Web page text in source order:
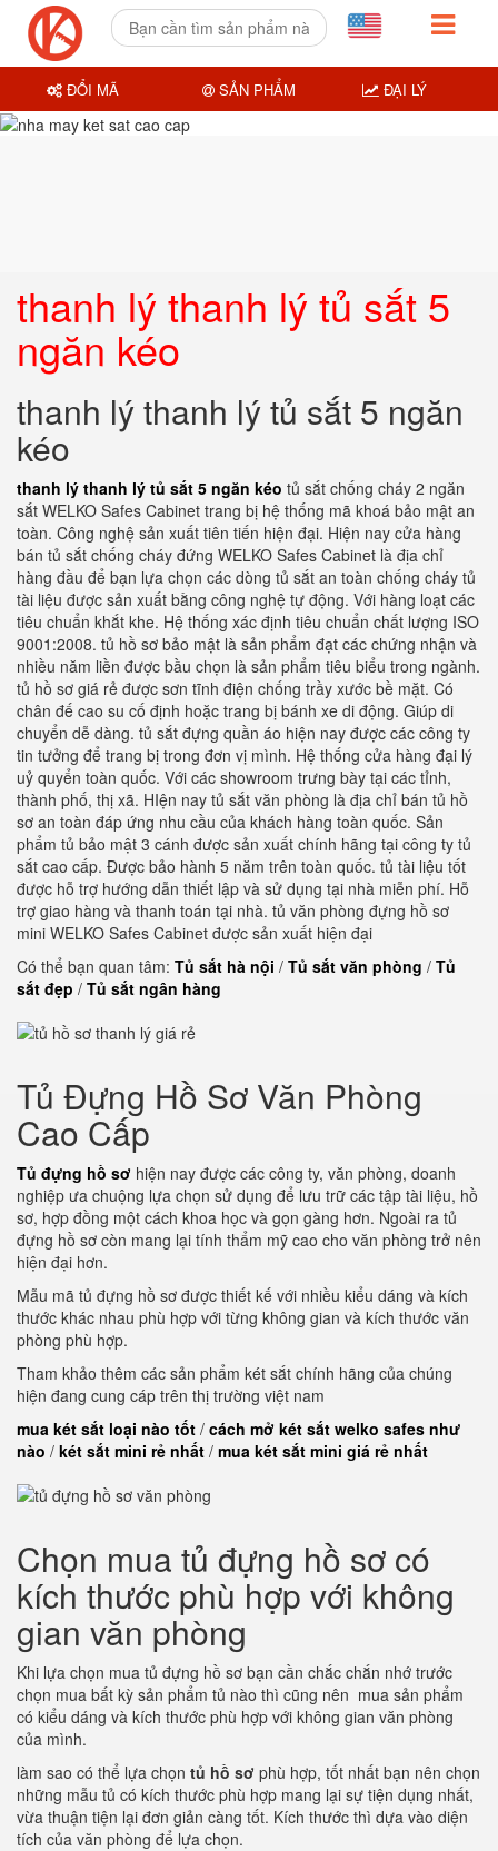
thanh lý thanh lý tủ sắt 5
ngăn kéo
thanh lý thanh lý tủ sắt 5 ngăn
kéo
thanh lý thanh lý tủ sắt 5 ngăn kéo tủ sắt chống cháy 2 ngăn
sắt WELKO Safes Cabinet trang bị hệ thống mã khoá bảo mật an
toàn. Công nghệ sản xuất tiên tiến hiện đại. Hiện nay cửa hàng
bán tủ sắt chống cháy đứng WELKO Safes Cabinet là địa chỉ
hàng đầu để bạn lựa chọn các dòng tủ sắt an toàn chống cháy tủ
tài liệu được sản xuất bằng công nghệ tự động. Với hàng loạt các
tiêu chuẩn khắt khe. Hệ thống xác định tiêu chuẩn chất lượng ISO
9001:2008. tủ hồ sơ bảo mật là sản phẩm đạt các chứng nhận và
nhiều năm liền được bầu chọn là sản phẩm tiêu biểu trong ngành.
tủ hồ sơ giá rẻ được sơn tĩnh điện chống trầy xước bề mặt. Có
chân đế cao su cố định hoặc trang bị bánh xe di động. Giúp di
chuyển dễ dàng. tủ sắt đựng quần áo hiện nay được các công ty
tin tưởng để trang bị trong đơn vị mình. Hệ thống cửa hàng đại lý
uỷ quyển toàn quốc. Với các showroom trưng bày tại các tỉnh,
thành phố, thị xã. HIện nay tủ sắt văn phòng là địa chỉ bán tủ hồ
sơ an toàn đáp ứng nhu cầu của khách hàng toàn quốc. Sản
phẩm tủ bảo mật 3 cánh được sản xuất chính hãng tại công ty tủ
sắt cao cấp. Được bảo hành 5 năm trên toàn quốc. tủ tài liệu tốt
được hỗ trợ hướng dẫn thiết lập và sử dụng tại nhà miễn phí. Hỗ
trợ giao hàng và thanh toán tại nhà. tủ văn phòng đựng hồ sơ
mini WELKO Safes Cabinet được sản xuất hiện đại
Có thể bạn quan tâm: Tủ sắt hà nội / Tủ sắt văn phòng / Tủ
sắt đẹp / Tủ sắt ngân hàng
Tủ Đựng Hồ Sơ Văn Phòng
Cao Cấp
Tủ đựng hồ sơ hiện nay được các công ty, văn phòng, doanh
nghiệp ưa chuộng lựa chọn sử dụng để lưu trữ các tập tài liệu, hồ
sơ, hợp đồng một cách khoa học và gọn gàng hơn. Ngoài ra tủ
đựng hồ sơ còn mang lại tính thẩm mỹ cao cho văn phòng trở nên
hiện đại hơn.
Mẫu mã tủ đựng hồ sơ được thiết kế với nhiều kiểu dáng và kích
thước khác nhau phù hợp với từng không gian và kích thước văn
phòng phù hợp.
Tham khảo thêm các sản phẩm két sắt chính hãng của chúng
hiện đang cung cáp trên thị trường việt nam
mua két sắt loại nào tốt / cách mở két sắt welko safes như
nào / két sắt mini rẻ nhất / mua két sắt mini giá rẻ nhất
Chọn mua tủ đựng hồ sơ có
kích thước phù hợp với không
gian văn phòng
Khi lựa chọn mua tủ đựng hồ sơ bạn cần chắc chắn nhớ trước
chọn mua bất kỳ sản phẩm tủ nào thì cũng nên mua sản phẩm
có kiểu dáng và kích thước phù hợp với không gian văn phòng
của mình.
làm sao có thể lựa chọn tủ hồ sơ phù hợp, tốt nhất bạn nên chọn
những mẫu tủ có kích thước phù hợp mang lại sự tiện dụng nhất,
vừa thuận tiện lại đơn giản càng tốt. Kích thước thì dựa vào diện
tích của văn phòng để lựa chọn.
ĐỔI MÃ SẢN PHẨM ĐẠI LÝ